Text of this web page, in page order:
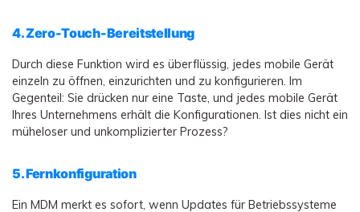
4. Zero-Touch-Bereitstellung
Durch diese Funktion wird es überflüssig, jedes mobile Gerät
einzeln zu öffnen, einzurichten und zu konfigurieren. Im
Gegenteil: Sie drücken nur eine Taste, und jedes mobile Gerät
Ihres Unternehmens erhält die Konfigurationen. Ist dies nicht ein
müheloser und unkomplizierter Prozess?
5. Fernkonfiguration
Ein MDM merkt es sofort, wenn Updates für Betriebssysteme